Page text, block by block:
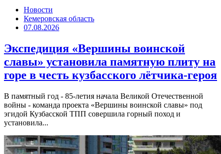
Новости
Кемеровская область
07.08.2026
Экспедиция «Вершины воинской
славы» установила памятную плиту на
горе в честь кузбасского лётчика-героя
В памятный год - 85-летия начала Великой Отечественной
войны - команда проекта «Вершины воинской славы» под
эгидой Кузбасской ТПП совершила горный поход и
установила...